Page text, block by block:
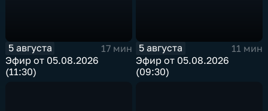
5 августа
17 мин
Эфир от 05.08.2026
(11:30)
5 августа
11 мин
Эфир от 05.08.2026
(09:30)